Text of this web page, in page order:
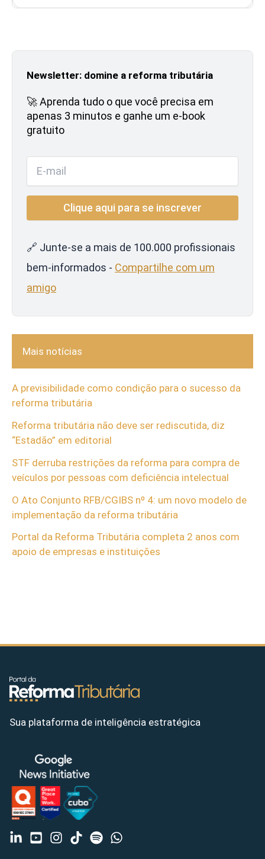
Newsletter: domine a reforma tributária
🚀 Aprenda tudo o que você precisa em
apenas 3 minutos e ganhe um e-book
gratuito
🔗 Junte-se a mais de 100.000 profissionais
bem-informados - Compartilhe com um
amigo
Mais notícias
A previsibilidade como condição para o sucesso da
reforma tributária
Reforma tributária não deve ser rediscutida, diz
“Estadão” em editorial
STF derruba restrições da reforma para compra de
veículos por pessoas com deficiência intelectual
O Ato Conjunto RFB/CGIBS nº 4: um novo modelo de
implementação da reforma tributária
Portal da Reforma Tributária completa 2 anos com
apoio de empresas e instituições
Sua plataforma de inteligência estratégica